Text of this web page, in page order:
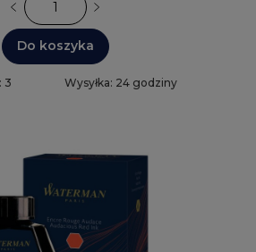
Do koszyka
3 Wysyłka: 24 godziny